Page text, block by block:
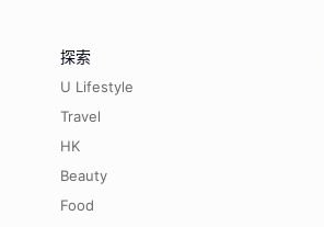
探索
U Lifestyle
Travel
HK
Beauty
Food